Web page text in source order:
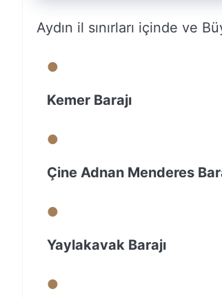
Aydın il sınırları içinde ve
Kemer Barajı
Çine Adnan Menderes
Yaylakavak Barajı